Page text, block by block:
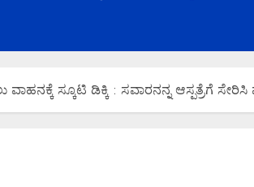
ಸ್ಕೂಟಿ ಡಿಕ್ಕಿ : ಸವಾರನನ್ನ ಆಸ್ಪತ್ರೆಗೆ